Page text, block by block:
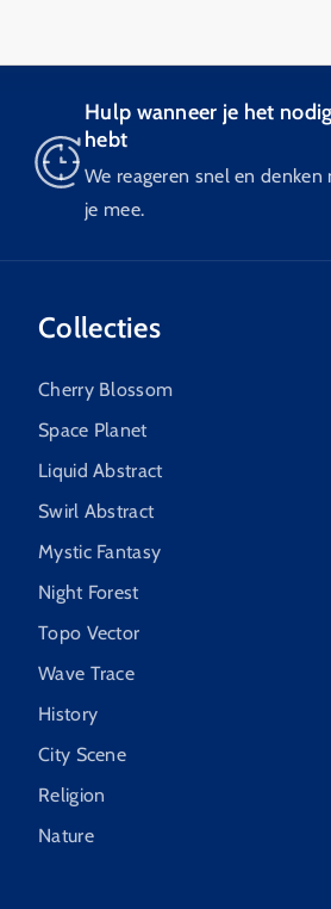
Hulp wanneer je het nodig
hebt
We reageren snel en denken
je mee.
Collecties
Cherry Blossom
Space Planet
Liquid Abstract
Swirl Abstract
Mystic Fantasy
Night Forest
Topo Vector
Wave Trace
History
City Scene
Religion
Nature